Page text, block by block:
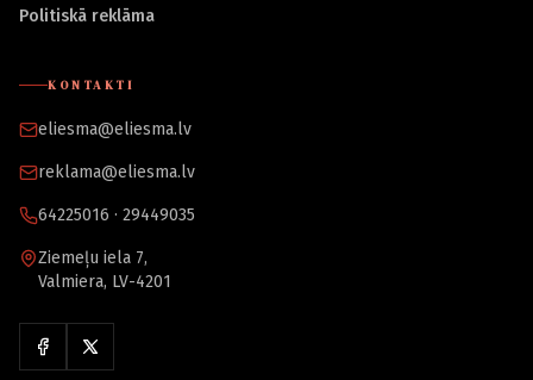
Politiskā reklāma
KONTAKTI
eliesma@eliesma.lv
reklama@eliesma.lv
64225016 · 29449035
Ziemeļu iela 7,
Valmiera, LV-4201